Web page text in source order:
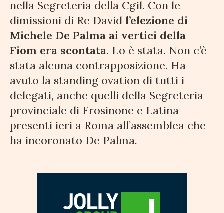
nella Segreteria della Cgil. Con le
dimissioni di Re David l’elezione di
Michele De Palma ai vertici della
Fiom era scontata. Lo è stata. Non c’è
stata alcuna contrapposizione. Ha
avuto la standing ovation di tutti i
delegati, anche quelli della Segreteria
provinciale di Frosinone e Latina
presenti ieri a Roma all’assemblea che
ha incoronato De Palma.